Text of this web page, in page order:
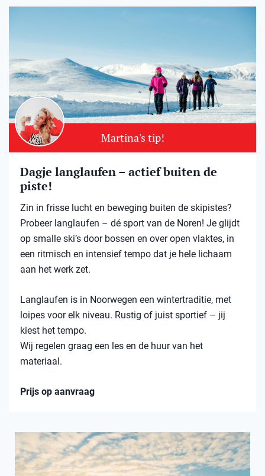
Martina's tip!
Dagje langlaufen – actief buiten de
piste!
Zin in frisse lucht en beweging buiten de skipistes?
Probeer langlaufen – dé sport van de Noren! Je glijdt
op smalle ski’s door bossen en over open vlaktes, in
een ritmisch en intensief tempo dat je hele lichaam
aan het werk zet.
Langlaufen is in Noorwegen een wintertraditie, met
loipes voor elk niveau. Rustig of juist sportief – jij
kiest het tempo.
Wij regelen graag een les en de huur van het
materiaal.
Prijs op aanvraag